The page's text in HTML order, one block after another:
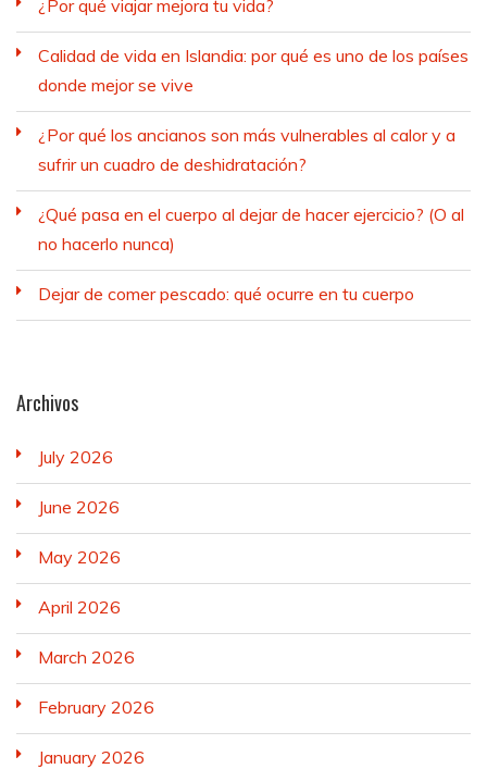
¿Por qué viajar mejora tu vida?
Calidad de vida en Islandia: por qué es uno de los países
donde mejor se vive
¿Por qué los ancianos son más vulnerables al calor y a
sufrir un cuadro de deshidratación?
¿Qué pasa en el cuerpo al dejar de hacer ejercicio? (O al
no hacerlo nunca)
Dejar de comer pescado: qué ocurre en tu cuerpo
Archivos
July 2026
June 2026
May 2026
April 2026
March 2026
February 2026
January 2026